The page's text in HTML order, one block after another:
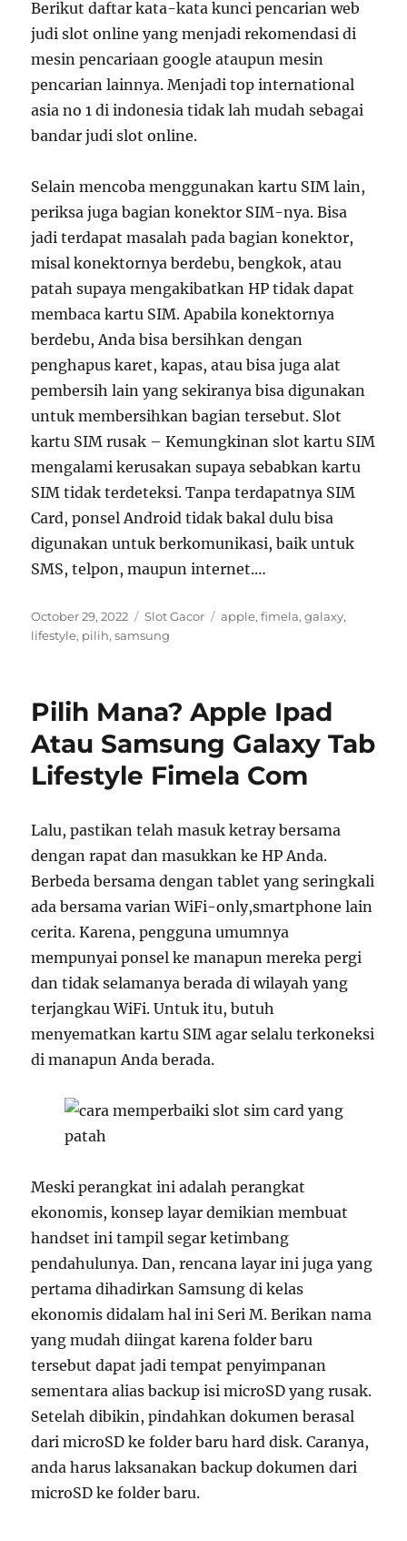
Berikut daftar kata-kata kunci pencarian web
judi slot online yang menjadi rekomendasi di
mesin pencariaan google ataupun mesin
pencarian lainnya. Menjadi top international
asia no 1 di indonesia tidak lah mudah sebagai
bandar judi slot online.
Selain mencoba menggunakan kartu SIM lain,
periksa juga bagian konektor SIM-nya. Bisa
jadi terdapat masalah pada bagian konektor,
misal konektornya berdebu, bengkok, atau
patah supaya mengakibatkan HP tidak dapat
membaca kartu SIM. Apabila konektornya
berdebu, Anda bisa bersihkan dengan
penghapus karet, kapas, atau bisa juga alat
pembersih lain yang sekiranya bisa digunakan
untuk membersihkan bagian tersebut. Slot
kartu SIM rusak – Kemungkinan slot kartu SIM
mengalami kerusakan supaya sebabkan kartu
SIM tidak terdeteksi. Tanpa terdapatnya SIM
Card, ponsel Android tidak bakal dulu bisa
digunakan untuk berkomunikasi, baik untuk
SMS, telpon, maupun internet.…
Posted
on
October 29, 2022 Categories
Slot Gacor Tags
apple,fimela,galaxy,
lifestyle, pilih,samsung
Pilih Mana? Apple Ipad
Atau Samsung Galaxy Tab
Lifestyle Fimela Com
Lalu, pastikan telah masuk ketray bersama
dengan rapat dan masukkan ke HP Anda.
Berbeda bersama dengan tablet yang seringkali
ada bersama varian WiFi-only,smartphone lain
cerita. Karena, pengguna umumnya
mempunyai ponsel ke manapun mereka pergi
dan tidak selamanya berada di wilayah yang
terjangkau WiFi. Untuk itu, butuh
menyematkan kartu SIM agar selalu terkoneksi
di manapun Anda berada.
Meski perangkat ini adalah perangkat
ekonomis, konsep layar demikian membuat
handset ini tampil segar ketimbang
pendahulunya. Dan, rencana layar ini juga yang
pertama dihadirkan Samsung di kelas
ekonomis didalam hal ini Seri M. Berikan nama
yang mudah diingat karena folder baru
tersebut dapat jadi tempat penyimpanan
sementara alias backup isi microSD yang rusak.
Setelah dibikin, pindahkan dokumen berasal
dari microSD ke folder baru hard disk. Caranya,
anda harus laksanakan backup dokumen dari
microSD ke folder baru.